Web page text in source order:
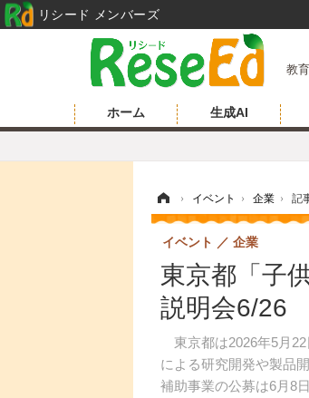
教
ホーム 生成AI
› イベント › 企業 › 記
東京都「子
説明会6/26
東京都は2026年5月22
による研究開発や製品
補助事業の公募は6月8
イベント 企業
リシード メンバーズ